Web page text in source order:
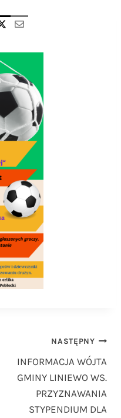
NASTĘPNY
INFORMACJA WÓJTA
GMINY LINIEWO WS.
PRZYZNAWANIA
STYPENDIUM DLA